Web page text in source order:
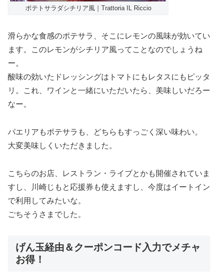
ポテトサラダシチリア風｜Trattoria IL Riccio
滑らかな食感のポテサラ、そこにレモンの風味が効いてい
ます。このレモンがシチリア風ってことなのでしょうね
ー。
酸味の効いたドレッシングはトマトにもレタスにもピッタ
リ。これ、ワインと一緒にいただいたら、美味しいだろー
なー。
パエリアもポテサラも、どちらもすっごく深い味わい。
大変美味しくいただきました。
こちらのお店、レストラン・ライブとかも開催されていま
すし、川崎じもと応援券も使えますし、今度はイートイン
で利用してみたいな。
ごちそうさまでした。
げん玉経由＆クーポンコード入力でメチャ
お得！